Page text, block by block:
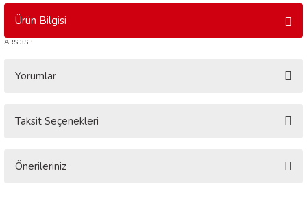
Ürün Bilgisi
ARS 3SP
Yorumlar
Bu ürüne ilk yorumu siz yapın!
Taksit Seçenekleri
Önerileriniz